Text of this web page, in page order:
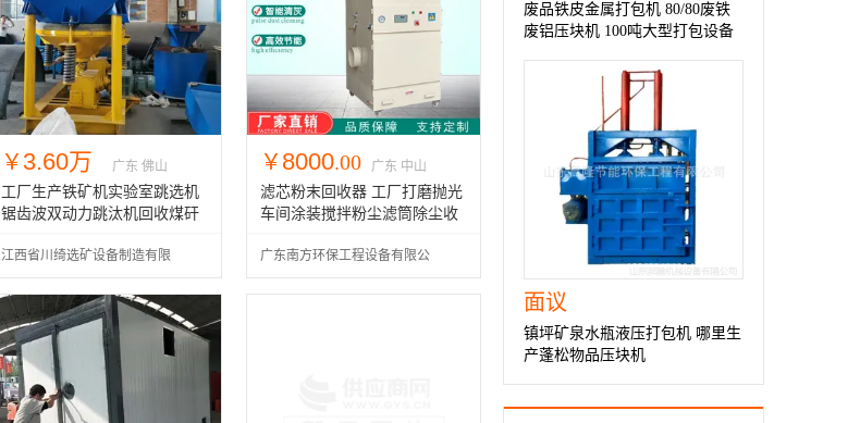
￥ 3.60万 广东 佛山
工厂生产铁矿机实验室跳选机
锯齿波双动力跳汰机回收煤矸
江西省川绮选矿设备制造有限
公司
￥ 8000.00 广东 中山
滤芯粉末回收器 工厂打磨抛光
车间涂装搅拌粉尘滤筒除尘收
广东南方环保工程设备有限公
司
废品铁皮金属打包机 80/80废铁
废铝压块机 100吨大型打包设备
面议
镇坪矿泉水瓶液压打包机 哪里生
产蓬松物品压块机